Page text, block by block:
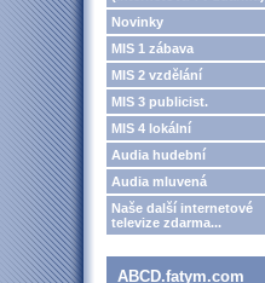
Novinky
MIS 1 zábava
MIS 2 vzdělání
MIS 3 publicist.
MIS 4 lokální
Audia hudební
Audia mluvená
Naše další internetové
televize zdarma...
ABCD.fatym.com